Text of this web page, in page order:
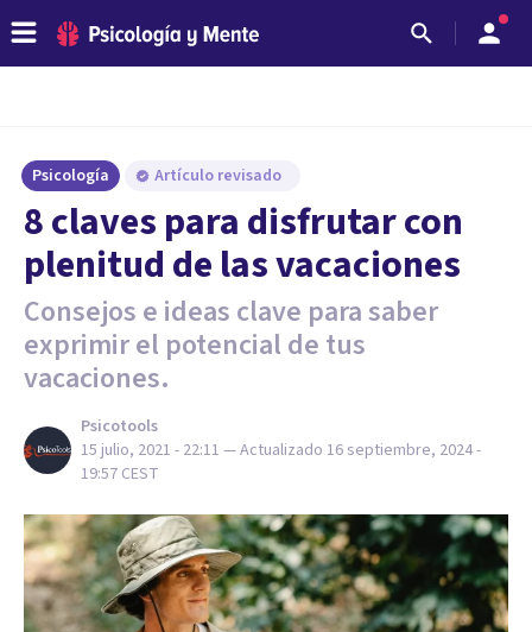
Psicología Artículo revisado
8 claves para disfrutar con
plenitud de las vacaciones
Consejos e ideas clave para saber
exprimir el potencial de tus
vacaciones.
Psicotools
15 julio, 2021 - 22:11 — Actualizado 16 septiembre, 2024 -
19:57 CEST